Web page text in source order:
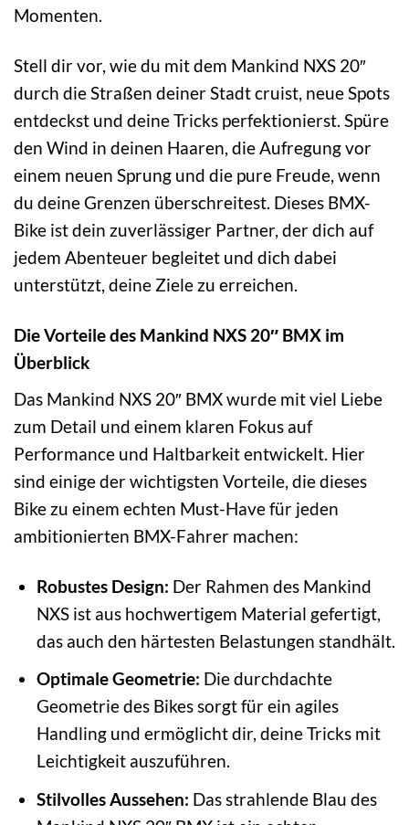
Momenten.
Stell dir vor, wie du mit dem Mankind NXS 20″
durch die Straßen deiner Stadt cruist, neue Spots
entdeckst und deine Tricks perfektionierst. Spüre
den Wind in deinen Haaren, die Aufregung vor
einem neuen Sprung und die pure Freude, wenn
du deine Grenzen überschreitest. Dieses BMX-
Bike ist dein zuverlässiger Partner, der dich auf
jedem Abenteuer begleitet und dich dabei
unterstützt, deine Ziele zu erreichen.
Die Vorteile des Mankind NXS 20″ BMX im
Überblick
Das Mankind NXS 20″ BMX wurde mit viel Liebe
zum Detail und einem klaren Fokus auf
Performance und Haltbarkeit entwickelt. Hier
sind einige der wichtigsten Vorteile, die dieses
Bike zu einem echten Must-Have für jeden
ambitionierten BMX-Fahrer machen:
Robustes Design: Der Rahmen des Mankind
NXS ist aus hochwertigem Material gefertigt,
das auch den härtesten Belastungen standhält.
Optimale Geometrie: Die durchdachte
Geometrie des Bikes sorgt für ein agiles
Handling und ermöglicht dir, deine Tricks mit
Leichtigkeit auszuführen.
Stilvolles Aussehen: Das strahlende Blau des